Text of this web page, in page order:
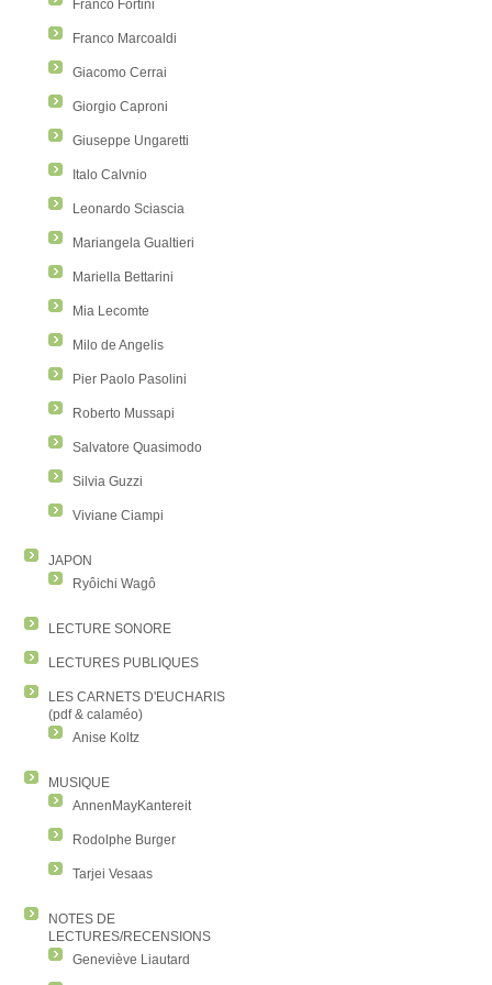
Franco Fortini
Franco Marcoaldi
Giacomo Cerrai
Giorgio Caproni
Giuseppe Ungaretti
Italo Calvnio
Leonardo Sciascia
Mariangela Gualtieri
Mariella Bettarini
Mia Lecomte
Milo de Angelis
Pier Paolo Pasolini
Roberto Mussapi
Salvatore Quasimodo
Silvia Guzzi
Viviane Ciampi
JAPON
Ryôichi Wagô
LECTURE SONORE
LECTURES PUBLIQUES
LES CARNETS D'EUCHARIS
(pdf & calaméo)
Anise Koltz
MUSIQUE
AnnenMayKantereit
Rodolphe Burger
Tarjei Vesaas
NOTES DE
LECTURES/RECENSIONS
Geneviève Liautard